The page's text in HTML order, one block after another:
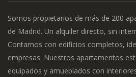
Somos propietarios de más de 200
de Madrid. Un alquiler directo, sin
Contamos con edificios completos,
empresas. Nuestros apartamentos
equipados y amueblados con